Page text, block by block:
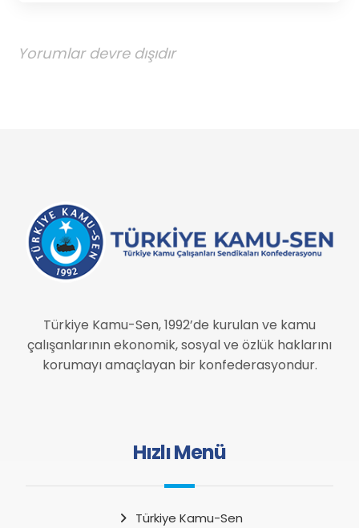
Yorumlar devre dışıdır
Türkiye Kamu-Sen, 1992’de kurulan ve kamu
çalışanlarının ekonomik, sosyal ve özlük haklarını
korumayı amaçlayan bir konfederasyondur.
Hızlı Menü
Türkiye Kamu-Sen